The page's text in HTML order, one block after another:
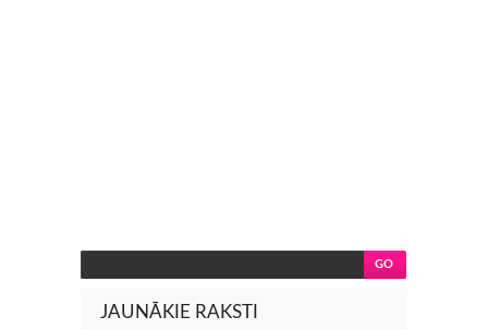
JAUNĀKIE RAKSTI